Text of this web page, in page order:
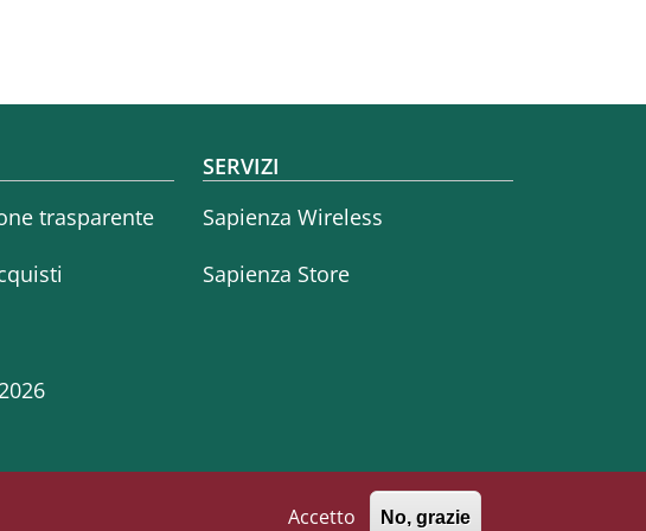
trasparente
SERVIZI
Sapienza Wireless
Sapienza Store
Accetto No, grazie